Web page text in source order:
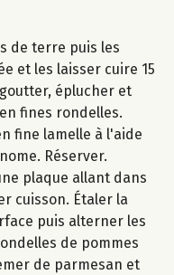
de terre puis les
et les laisser cuire 15
éplucher et
fines rondelles.
fine lamelle à l'aide
Réserver.
plaque allant dans
cuisson. Étaler la
puis alterner les
de pommes
de parmesan et